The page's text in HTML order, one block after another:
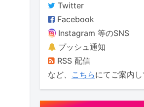
Twitter
Facebook
Instagram 等のSNS
プッシュ通知
RSS 配信
など、 こちらにてご案内